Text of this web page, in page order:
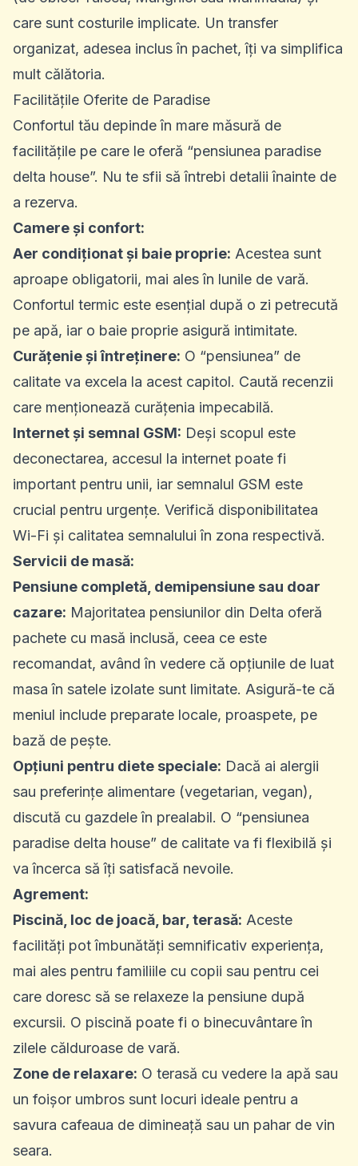
care sunt costurile implicate. Un transfer
organizat, adesea inclus în pachet, îți va simplifica
mult călătoria.
Facilitățile Oferite de Paradise
Confortul tău depinde în mare măsură de
facilitățile pe care le oferă “pensiunea paradise
delta house”. Nu te sfii să întrebi detalii înainte de
a rezerva.
Camere și confort:
Aer condiționat și baie proprie: Acestea sunt
aproape obligatorii, mai ales în lunile de vară.
Confortul termic este esențial după o zi petrecută
pe apă, iar o baie proprie asigură intimitate.
Curățenie și întreținere: O “pensiunea” de
calitate va excela la acest capitol. Caută recenzii
care menționează curățenia impecabilă.
Internet și semnal GSM: Deși scopul este
deconectarea, accesul la internet poate fi
important pentru unii, iar semnalul GSM este
crucial pentru urgențe. Verifică disponibilitatea
Wi-Fi și calitatea semnalului în zona respectivă.
Servicii de masă:
Pensiune completă, demipensiune sau doar
cazare: Majoritatea pensiunilor din Delta oferă
pachete cu masă inclusă, ceea ce este
recomandat, având în vedere că opțiunile de luat
masa în satele izolate sunt limitate. Asigură-te că
meniul include preparate locale, proaspete, pe
bază de pește.
Opțiuni pentru diete speciale: Dacă ai alergii
sau preferințe alimentare (vegetarian, vegan),
discută cu gazdele în prealabil. O “pensiunea
paradise delta house” de calitate va fi flexibilă și
va încerca să îți satisfacă nevoile.
Agrement:
Piscină, loc de joacă, bar, terasă: Aceste
facilități pot îmbunătăți semnificativ experiența,
mai ales pentru familiile cu copii sau pentru cei
care doresc să se relaxeze la pensiune după
excursii. O piscină poate fi o binecuvântare în
zilele călduroase de vară.
Zone de relaxare: O terasă cu vedere la apă sau
un foișor umbros sunt locuri ideale pentru a
savura cafeaua de dimineață sau un pahar de vin
seara.